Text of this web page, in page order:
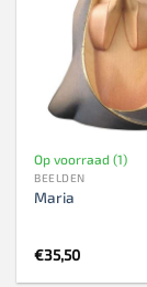
Op voorraad (1)
BEELDEN
Maria
€35,50